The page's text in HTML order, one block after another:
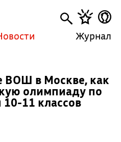
Журнал
ВОШ в Москве, как
олимпиаду по
11 классов